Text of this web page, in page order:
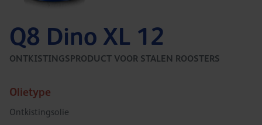
Q8 Dino XL 12
ONTKISTINGSPRODUCT VOOR STALEN ROOSTERS
Olietype
Ontkistingsolie